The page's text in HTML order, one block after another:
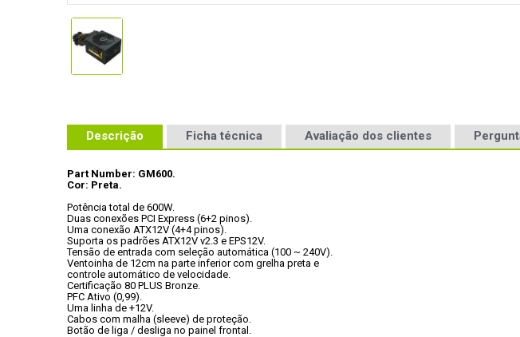
Descrição Ficha técnica Avaliação dos clientes
Part Number: GM600.
Cor: Preta.
Potência total de 600W.
Duas conexões PCI Express (6+2 pinos).
Uma conexão ATX12V (4+4 pinos).
Suporta os padrões ATX12V v2.3 e EPS12V.
Tensão de entrada com seleção automática (100 ~ 240V).
Ventoinha de 12cm na parte inferior com grelha preta e
controle automático de velocidade.
Certificação 80 PLUS Bronze.
PFC Ativo (0,99).
Uma linha de +12V.
Cabos com malha (sleeve) de proteção.
Botão de liga / desliga no painel frontal.